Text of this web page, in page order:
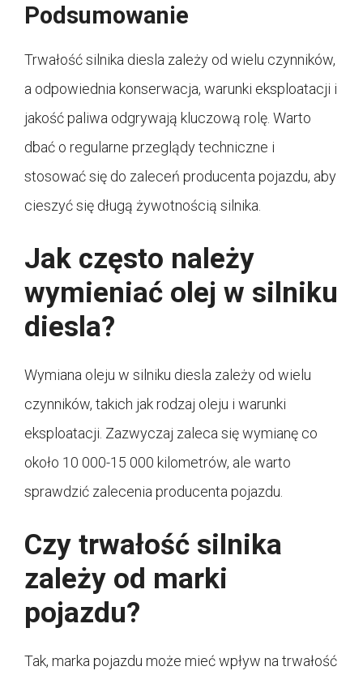
Podsumowanie
Trwałość silnika diesla zależy od wielu czynników,
a odpowiednia konserwacja, warunki eksploatacji i
jakość paliwa odgrywają kluczową rolę. Warto
dbać o regularne przeglądy techniczne i
stosować się do zaleceń producenta pojazdu, aby
cieszyć się długą żywotnością silnika.
Jak często należy
wymieniać olej w silniku
diesla?
Wymiana oleju w silniku diesla zależy od wielu
czynników, takich jak rodzaj oleju i warunki
eksploatacji. Zazwyczaj zaleca się wymianę co
około 10 000-15 000 kilometrów, ale warto
sprawdzić zalecenia producenta pojazdu.
Czy trwałość silnika
zależy od marki
pojazdu?
Tak, marka pojazdu może mieć wpływ na trwałość